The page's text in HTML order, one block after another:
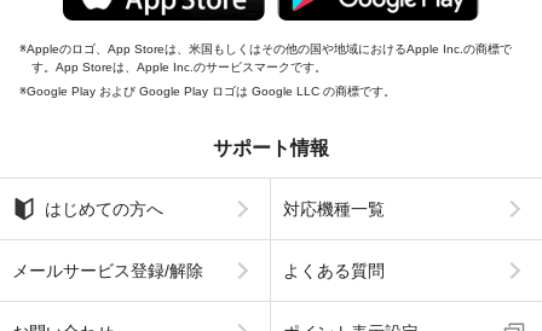
Appleのロゴ、App Storeは、米国もしくはその他の国や地域におけるApple Inc.の商標で
す。App Storeは、Apple Inc.のサービスマークです。
Google Play および Google Play ロゴは Google LLC の商標です。
サポート情報
はじめての方へ 対応機種一覧
メールサービス登録/解除 よくある質問